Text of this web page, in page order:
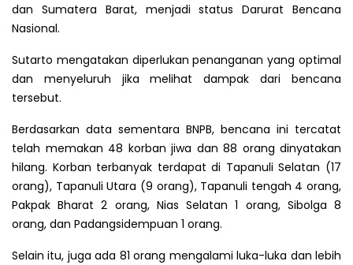
dan Sumatera Barat, menjadi status Darurat Bencana
Nasional.
Sutarto mengatakan diperlukan penanganan yang optimal
dan menyeluruh jika melihat dampak dari bencana
tersebut.
Berdasarkan data sementara BNPB, bencana ini tercatat
telah memakan 48 korban jiwa dan 88 orang dinyatakan
hilang. Korban terbanyak terdapat di Tapanuli Selatan (17
orang), Tapanuli Utara (9 orang), Tapanuli tengah 4 orang,
Pakpak Bharat 2 orang, Nias Selatan 1 orang, Sibolga 8
orang, dan Padangsidempuan 1 orang.
Selain itu, juga ada 81 orang mengalami luka-luka dan lebih